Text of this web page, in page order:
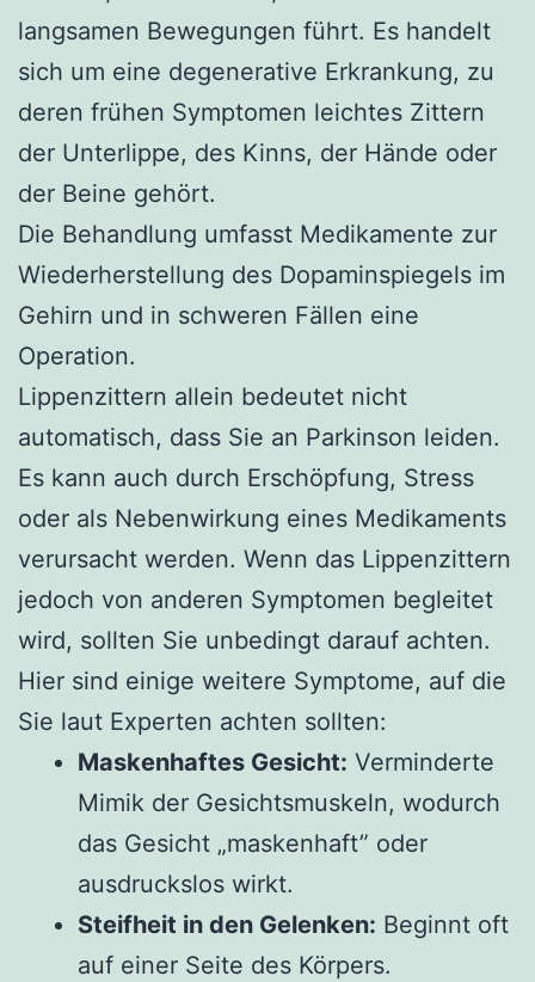
langsamen Bewegungen führt. Es handelt
sich um eine degenerative Erkrankung, zu
deren frühen Symptomen leichtes Zittern
der Unterlippe, des Kinns, der Hände oder
der Beine gehört.
Die Behandlung umfasst Medikamente zur
Wiederherstellung des Dopaminspiegels im
Gehirn und in schweren Fällen eine
Operation.
Lippenzittern allein bedeutet nicht
automatisch, dass Sie an Parkinson leiden.
Es kann auch durch Erschöpfung, Stress
oder als Nebenwirkung eines Medikaments
verursacht werden. Wenn das Lippenzittern
jedoch von anderen Symptomen begleitet
wird, sollten Sie unbedingt darauf achten.
Hier sind einige weitere Symptome, auf die
Sie laut Experten achten sollten:
Maskenhaftes Gesicht: Verminderte
Mimik der Gesichtsmuskeln, wodurch
das Gesicht „maskenhaft” oder
ausdruckslos wirkt.
Steifheit in den Gelenken: Beginnt oft
auf einer Seite des Körpers.